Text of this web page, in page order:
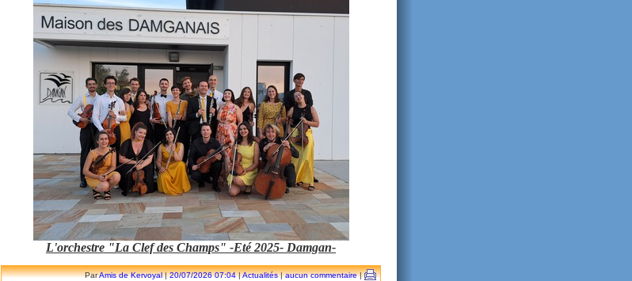
L'orchestre "La Clef des Champs" -Eté 2025- Damgan-
ParAmis de Kervoyal|20/07/2026 07:04|Actualités|aucun commentaire|